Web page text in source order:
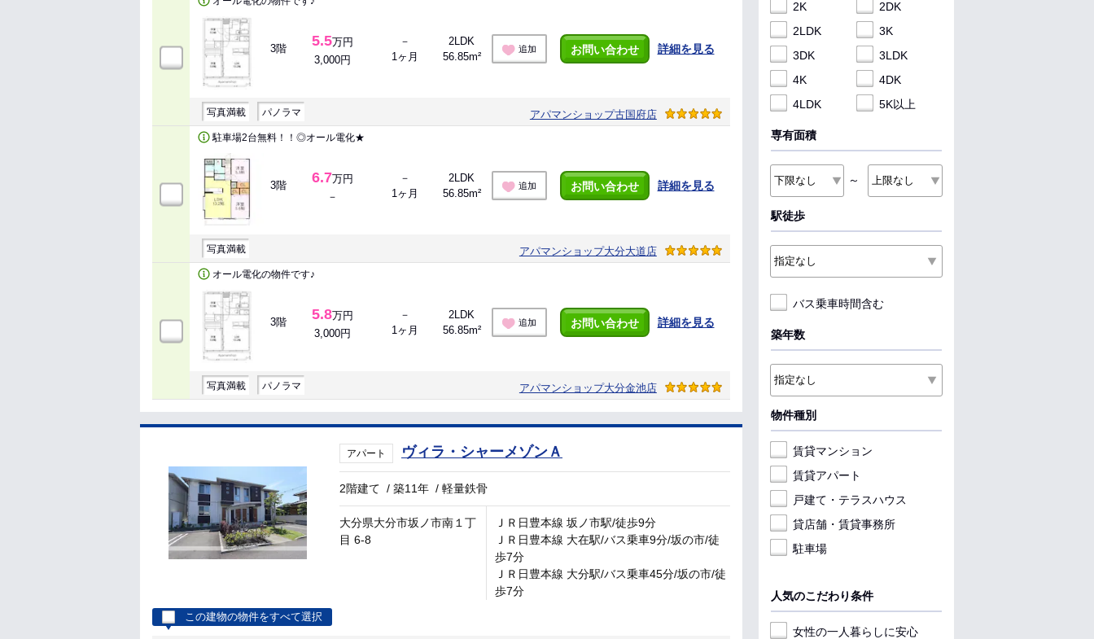
3階 5.5万円
3,000円
－
1ヶ月
2LDK
56.85m²
追加 お問い合わせ 詳細を見る
写真満載 パノラマ アパマンショップ古国府店
駐車場2台無料！！◎オール電化★
3階 6.7万円
－
－
1ヶ月
2LDK
56.85m²
追加 お問い合わせ 詳細を見る
写真満載 アパマンショップ大分大道店
オール電化の物件です♪
3階 5.8万円
3,000円
－
1ヶ月
2LDK
56.85m²
追加 お問い合わせ 詳細を見る
写真満載 パノラマ アパマンショップ大分金池店
アパート ヴィラ・シャーメゾンＡ
2階建て /築11年 /軽量鉄骨
大分県大分市坂ノ市南１丁
目 6-8
ＪＲ日豊本線 坂ノ市駅/徒歩9分
ＪＲ日豊本線 大在駅/バス乗車9分/坂の市/徒
歩7分
ＪＲ日豊本線 大分駅/バス乗車45分/坂の市/徒
歩7分
この建物の物件をすべて選択
2K
2DK
2LDK
3K
3DK
3LDK
4K
4DK
4LDK
5K以上
専有面積
～
駅徒歩
バス乗車時間含む
築年数
物件種別
賃貸マンション
賃貸アパート
戸建て・テラスハウス
貸店舗・賃貸事務所
駐車場
人気のこだわり条件
女性の一人暮らしに安心